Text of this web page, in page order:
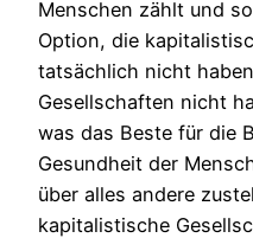
Menschen zählt und
Option, die
tatsächlich nicht
Gesellschaften nicht
was das Beste für die
Gesundheit der
über alles andere
kapitalistische